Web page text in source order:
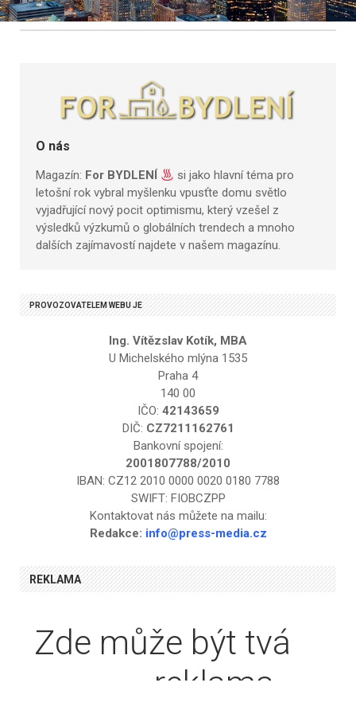
O nás
Magazín: For BYDLENÍ
si jako hlavní téma pro
letošní rok vybral myšlenku vpusťte domu světlo
vyjadřující nový pocit optimismu, který vzešel z
výsledků výzkumů o globálních trendech a mnoho
dalších zajímavostí najdete v našem magazínu.
PROVOZOVATELEM WEBU JE
Ing. Vítězslav Kotík, MBA
U Michelského mlýna 1535
Praha 4
140 00
IČO: 42143659
DIČ: CZ7211162761
Bankovní spojení:
2001807788/2010
IBAN: CZ12 2010 0000 0020 0180 7788
SWIFT: FIOBCZPP
Kontaktovat nás můžete na mailu:
Redakce: info@press-media.cz
REKLAMA
Zde může být tvá
reklama